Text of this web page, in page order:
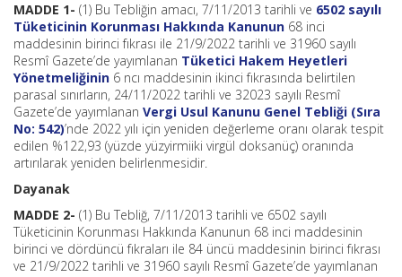
MADDE 1- (1) Bu Tebliğin amacı, 7/11/2013 tarihli ve 6502 sayılı
Tüketicinin Korunması Hakkında Kanunun 68 inci
maddesinin birinci fıkrası ile 21/9/2022 tarihli ve 31960 sayılı
Resmî Gazete’de yayımlanan Tüketici Hakem Heyetleri
Yönetmeliğinin 6 ncı maddesinin ikinci fıkrasında belirtilen
parasal sınırların, 24/11/2022 tarihli ve 32023 sayılı Resmî
Gazete’de yayımlanan Vergi Usul Kanunu Genel Tebliği (Sıra
No: 542)’nde 2022 yılı için yeniden değerleme oranı olarak tespit
edilen %122,93 (yüzde yüzyirmiiki virgül doksanüç) oranında
artırılarak yeniden belirlenmesidir.
Dayanak
MADDE 2- (1) Bu Tebliğ, 7/11/2013 tarihli ve 6502 sayılı
Tüketicinin Korunması Hakkında Kanunun 68 inci maddesinin
birinci ve dördüncü fıkraları ile 84 üncü maddesinin birinci fıkrası
ve 21/9/2022 tarihli ve 31960 sayılı Resmî Gazete’de yayımlanan